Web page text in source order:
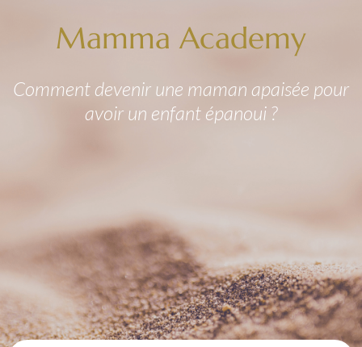
Mamma Academy
Comment devenir une maman apaisée pour
avoir un enfant épanoui ?